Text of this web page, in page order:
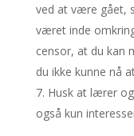
ved at være gået,
været inde
censor, at du kan
du ikke kunne nå
Husk at lærer og
også kun